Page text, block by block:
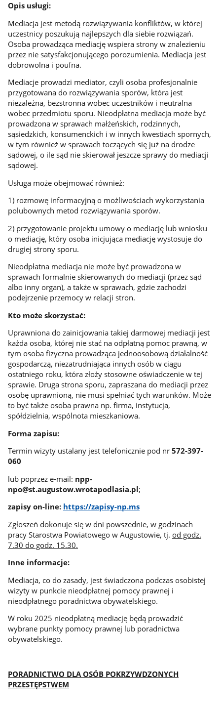
Opis usługi:
Mediacja jest metodą rozwiązywania konfliktów, w której
uczestnicy poszukują najlepszych dla siebie rozwiązań.
Osoba prowadząca mediację wspiera strony w znalezieniu
przez nie satysfakcjonującego porozumienia. Mediacja jest
dobrowolna i poufna.
Mediacje prowadzi mediator, czyli osoba profesjonalnie
przygotowana do rozwiązywania sporów, która jest
niezależna, bezstronna wobec uczestników i neutralna
wobec przedmiotu sporu. Nieodpłatna mediacja może być
prowadzona w sprawach małżeńskich, rodzinnych,
sąsiedzkich, konsumenckich i w innych kwestiach spornych,
w tym również w sprawach toczących się już na drodze
sądowej, o ile sąd nie skierował jeszcze sprawy do mediacji
sądowej.
Usługa może obejmować również:
1) rozmowę informacyjną o możliwościach wykorzystania
polubownych metod rozwiązywania sporów.
2) przygotowanie projektu umowy o mediację lub wniosku
o mediację, który osoba inicjująca mediację wystosuje do
drugiej strony sporu.
Nieodpłatna mediacja nie może być prowadzona w
sprawach formalnie skierowanych do mediacji (przez sąd
albo inny organ), a także w sprawach, gdzie zachodzi
podejrzenie przemocy w relacji stron.
Kto może skorzystać:
Uprawniona do zainicjowania takiej darmowej mediacji jest
każda osoba, której nie stać na odpłatną pomoc prawną, w
tym osoba fizyczna prowadząca jednoosobową działalność
gospodarczą, niezatrudniająca innych osób w ciągu
ostatniego roku, która złoży stosowne oświadczenie w tej
sprawie. Druga strona sporu, zapraszana do mediacji przez
osobę uprawnioną, nie musi spełniać tych warunków. Może
to być także osoba prawna np. firma, instytucja,
spółdzielnia, wspólnota mieszkaniowa.
Forma zapisu:
Termin wizyty ustalany jest telefonicznie pod nr 572-397-
060
lub poprzez e-mail: npp-
npo@st.augustow.wrotapodlasia.pl;
zapisy on-line: https://zapisy-np.ms
Zgłoszeń dokonuje się w dni powszednie, w godzinach
pracy Starostwa Powiatowego w Augustowie, tj. od godz.
7.30 do godz. 15.30.
Inne informacje:
Mediacja, co do zasady, jest świadczona podczas osobistej
wizyty w punkcie nieodpłatnej pomocy prawnej i
nieodpłatnego poradnictwa obywatelskiego.
W roku 2025 nieodpłatną mediację będą prowadzić
wybrane punkty pomocy prawnej lub poradnictwa
obywatelskiego.
PORADNICTWO DLA OSÓB POKRZYWDZONYCH
PRZESTĘPSTWEM